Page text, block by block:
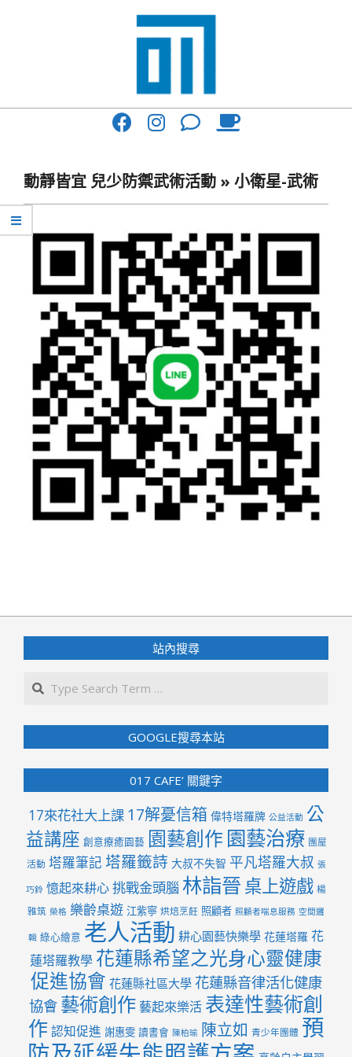
017
與
你
一
起
啡
動靜皆宜 兒少防禦武術活動 » 小衛星-武術
05-
30
站內搜尋
GOOGLE搜尋本站
017 CAFE’ 關鍵字
17來花社大上課 17解憂信箱 偉特塔羅牌 公益活動 公
益講座 創意療癒園藝 園藝創作 園藝治療 團屋
活動 塔羅筆記 塔羅籤詩 大叔不失智 平凡塔羅大叔 張
巧鈴 憶起來耕心挑戰金頭腦 林詣晉桌上遊戲 楊
雅筑 榮格 樂齡桌遊 江紫寧 烘焙烹飪 照顧者 照顧者喘息服務 空間邏
輯 綠心繪意 老人活動 耕心園藝快樂學 花蓮塔羅 花
蓮塔羅教學 花蓮縣希望之光身心靈健康
促進協會 花蓮縣社區大學 花蓮縣音律活化健康
協會 藝術創作藝起來樂活 表達性藝術創
作 認知促進 謝惠雯 讀書會 陳柏瑜 陳立如 青少年團體 預